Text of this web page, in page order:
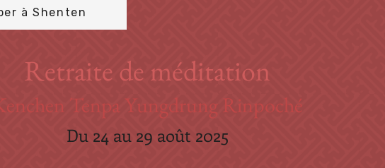
à Shenten
Retraite de méditation
Tenpa Yungdrung Rinpoché
Du 24 au 29 août 2025